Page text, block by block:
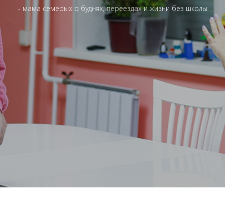
- мама семерых о буднях, переездах и жизни без школы